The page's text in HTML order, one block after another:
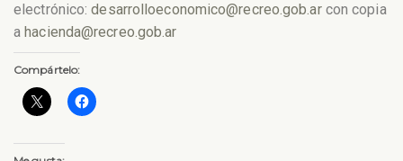
electrónico:desarrolloeconomico@recreo.gob.arcon copia
a hacienda@recreo.gob.ar
Compártelo: